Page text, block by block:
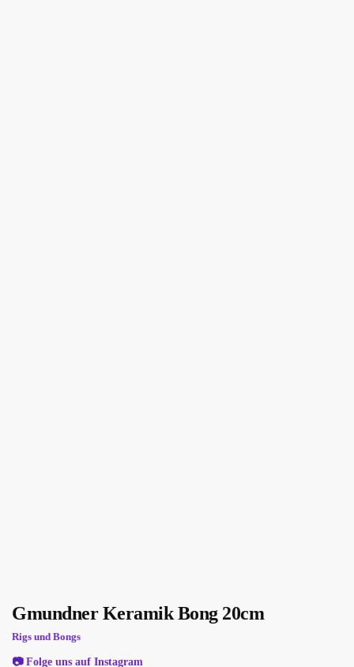
Gmundner Keramik Bong 20cm
Rigs und Bongs
📷Folge uns auf Instagram